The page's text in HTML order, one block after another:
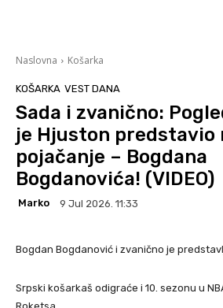
Naslovna Košarka
KOŠARKA VEST DANA
Sada i zvanično:
je Hjuston predstavio
pojačanje – Bogdana
Bogdanovića! (VIDEO)
Marko 9 Jul 2026. 11:33
Bogdan Bogdanović i zvanično je
Srpski košarkaš odigraće i 10. sezonu u